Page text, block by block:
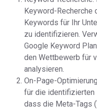
Keyword-Recherche
Keywords für Ihr
zu identifizieren.
Google Keyword
den Wettbewerb für
analysieren.
On-Page-
für die identifizierten
dass die Meta-Tags